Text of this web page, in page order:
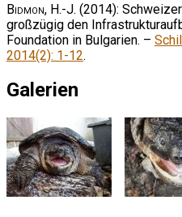
Bidmon, H.-J. (2014):
großzügig den
Foundation in Bulgarien. –
2014(2): 1-12.
Galerien